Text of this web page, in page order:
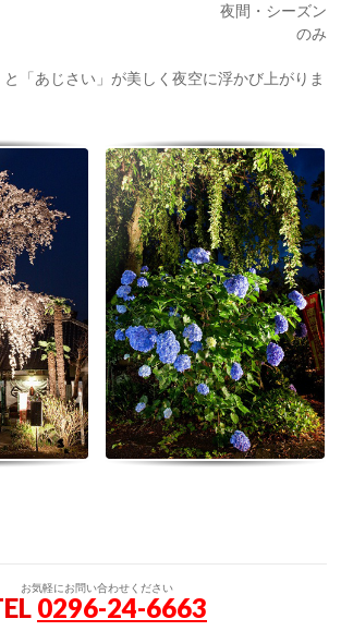
夜間・シーズン
のみ
「あじさい」が美しく夜空に浮かび上がりま
お気軽にお問い合わせください
0296-24-6663